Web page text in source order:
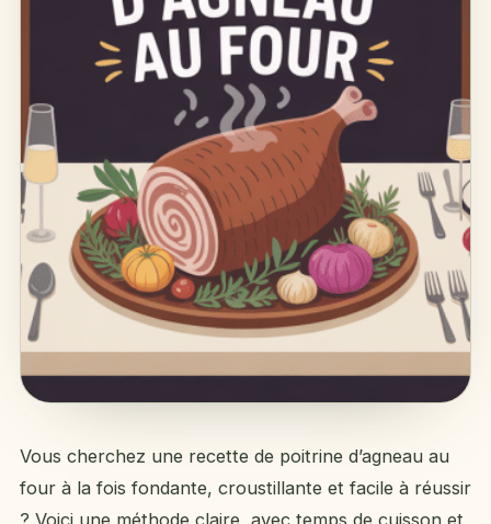
Vous cherchez une recette de poitrine d’agneau au
four à la fois fondante, croustillante et facile à réussir
? Voici une méthode claire, avec temps de cuisson et